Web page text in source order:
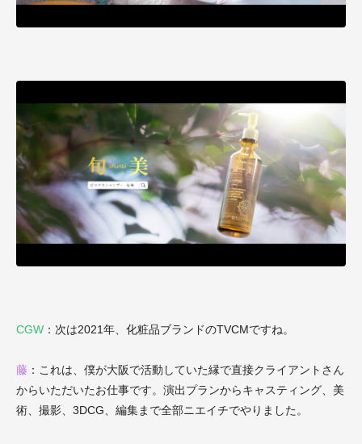
CGW ：次は2021年、化粧品ブランドのTVCMですね。
藤 ：これは、僕が大阪で活動していた縁で直接クライアントさん
からいただいたお仕事です。演出プランからキャスティング、美
術、撮影、3DCG、編集まで全部ニエイチでやりました。